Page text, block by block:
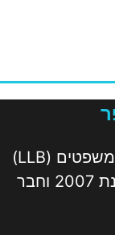
עו”ד אייל פייפר בעל תואר ראשון במשפטים (LLB)
משנת 2005, עורך דין מוסמך משנת 2007 וחבר